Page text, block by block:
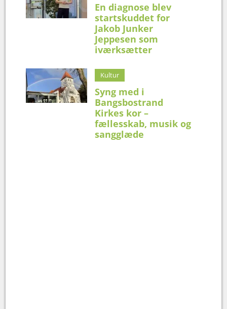
En diagnose blev
startskuddet for
Jakob Junker
Jeppesen som
iværksætter
Kultur
Syng med i
Bangsbostrand
Kirkes kor –
fællesskab, musik og
sangglæde